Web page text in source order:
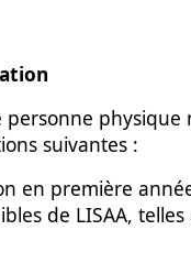
suivantes :
en première
de LISAA,